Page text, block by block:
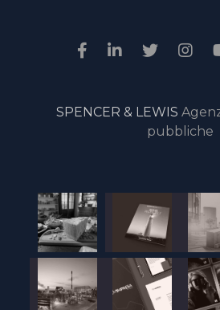
SPENCER & LEWIS
pubbliche